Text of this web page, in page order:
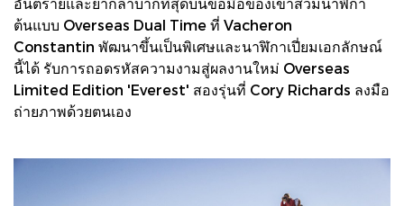
ต้นแบบ Overseas Dual Time ที่ Vacheron
Constantin พัฒนาขึ้นเป็นพิเศษและนาฬิกาเปี่ยมเอกลักษณ์
นี้ได้ รับการถอดรหัสความงามสู่ผลงานใหม่ Overseas
Limited Edition 'Everest' สองรุ่นที่ Cory Richards ลงมือ
ถ่ายภาพด้วยตนเอง